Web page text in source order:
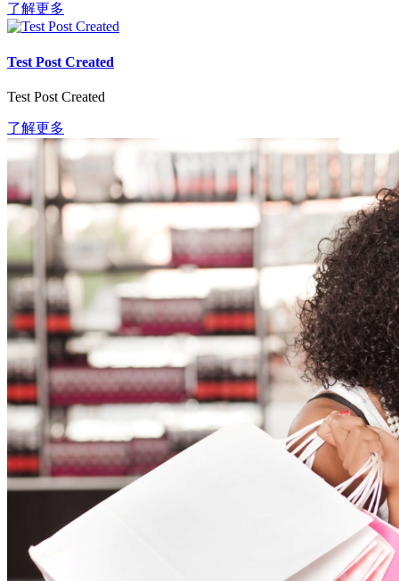
了解更多
Test Post Created
Test Post Created
了解更多